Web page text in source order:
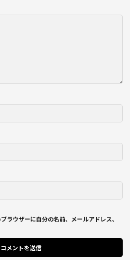
ラウザーに自分の名前、メールアドレス、